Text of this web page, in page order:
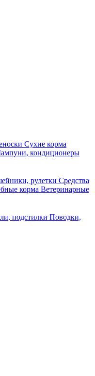
Сухие корма
кондиционеры
рулетки Средства
корма Ветеринарные
подстилки Поводки,